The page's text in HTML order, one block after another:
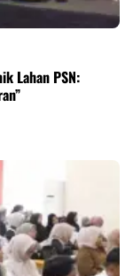
Lahan PSN: